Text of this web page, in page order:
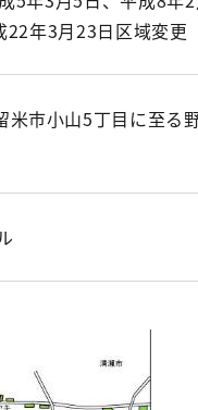
年3月23日区域変更
米市小山5丁目に至る